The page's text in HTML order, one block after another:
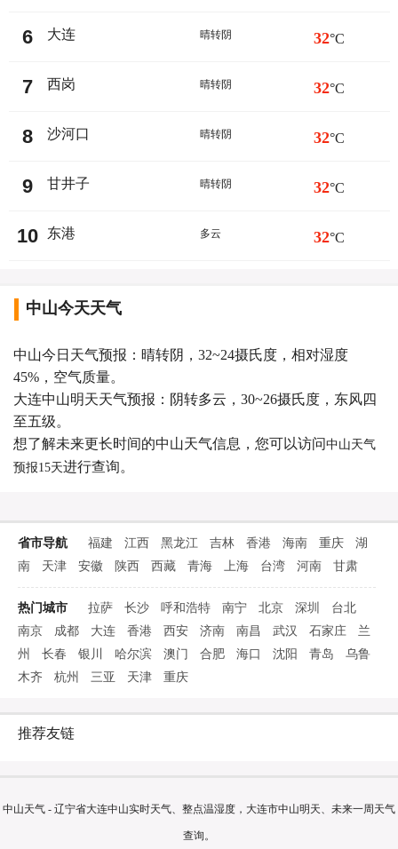
6 大连 晴转阴 32°C
7 西岗 晴转阴 32°C
8 沙河口 晴转阴 32°C
9 甘井子 晴转阴 32°C
10 东港 多云 32°C
中山今天天气
中山今日天气预报：晴转阴，32~24摄氏度，相对湿度
45%，空气质量。
大连中山明天天气预报：阴转多云，30~26摄氏度，东风四
至五级。
想了解未来更长时间的中山天气信息，您可以访问中山天气
预报15天进行查询。
省市导航 福建 江西 黑龙江 吉林 香港 海南 重庆
湖
南
天津 安徽 陕西 西藏 青海 上海 台湾 河南 甘肃
热门城市 拉萨 长沙 呼和浩特 南宁 北京 深圳
台北
南京
成都 大连 香港 西安 济南 南昌 武汉 石家庄
兰
州
长春 银川 哈尔滨 澳门 合肥 海口 沈阳 青岛
乌鲁
木齐
杭州 三亚 天津 重庆
推荐友链
中山天气 - 辽宁省大连中山实时天气、整点温湿度，大连市中山明天、未来一周天气
查询。